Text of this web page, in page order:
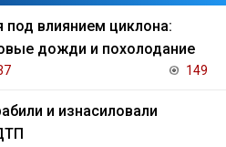
под влиянием циклона:
дожди и похолодание
149
и изнасиловали